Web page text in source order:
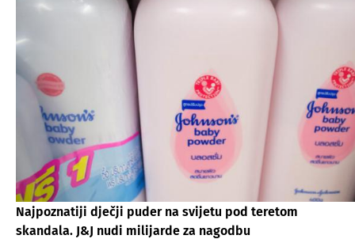
Najpoznatiji dječji puder na svijetu pod teretom
skandala. J&J nudi milijarde za nagodbu